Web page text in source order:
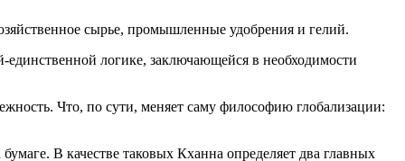
сырье, промышленные удобрения и гелий.
единственной логике, заключающейся в необходимости
Что, по сути, меняет саму философию глобализации:
В качестве таковых Кханна определяет два главных